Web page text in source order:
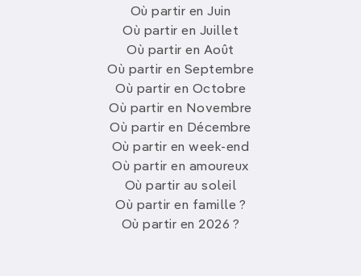
Où partir en Juin
Où partir en Juillet
Où partir en Août
Où partir en Septembre
Où partir en Octobre
Où partir en Novembre
Où partir en Décembre
Où partir en week-end
Où partir en amoureux
Où partir au soleil
Où partir en famille ?
Où partir en 2026 ?